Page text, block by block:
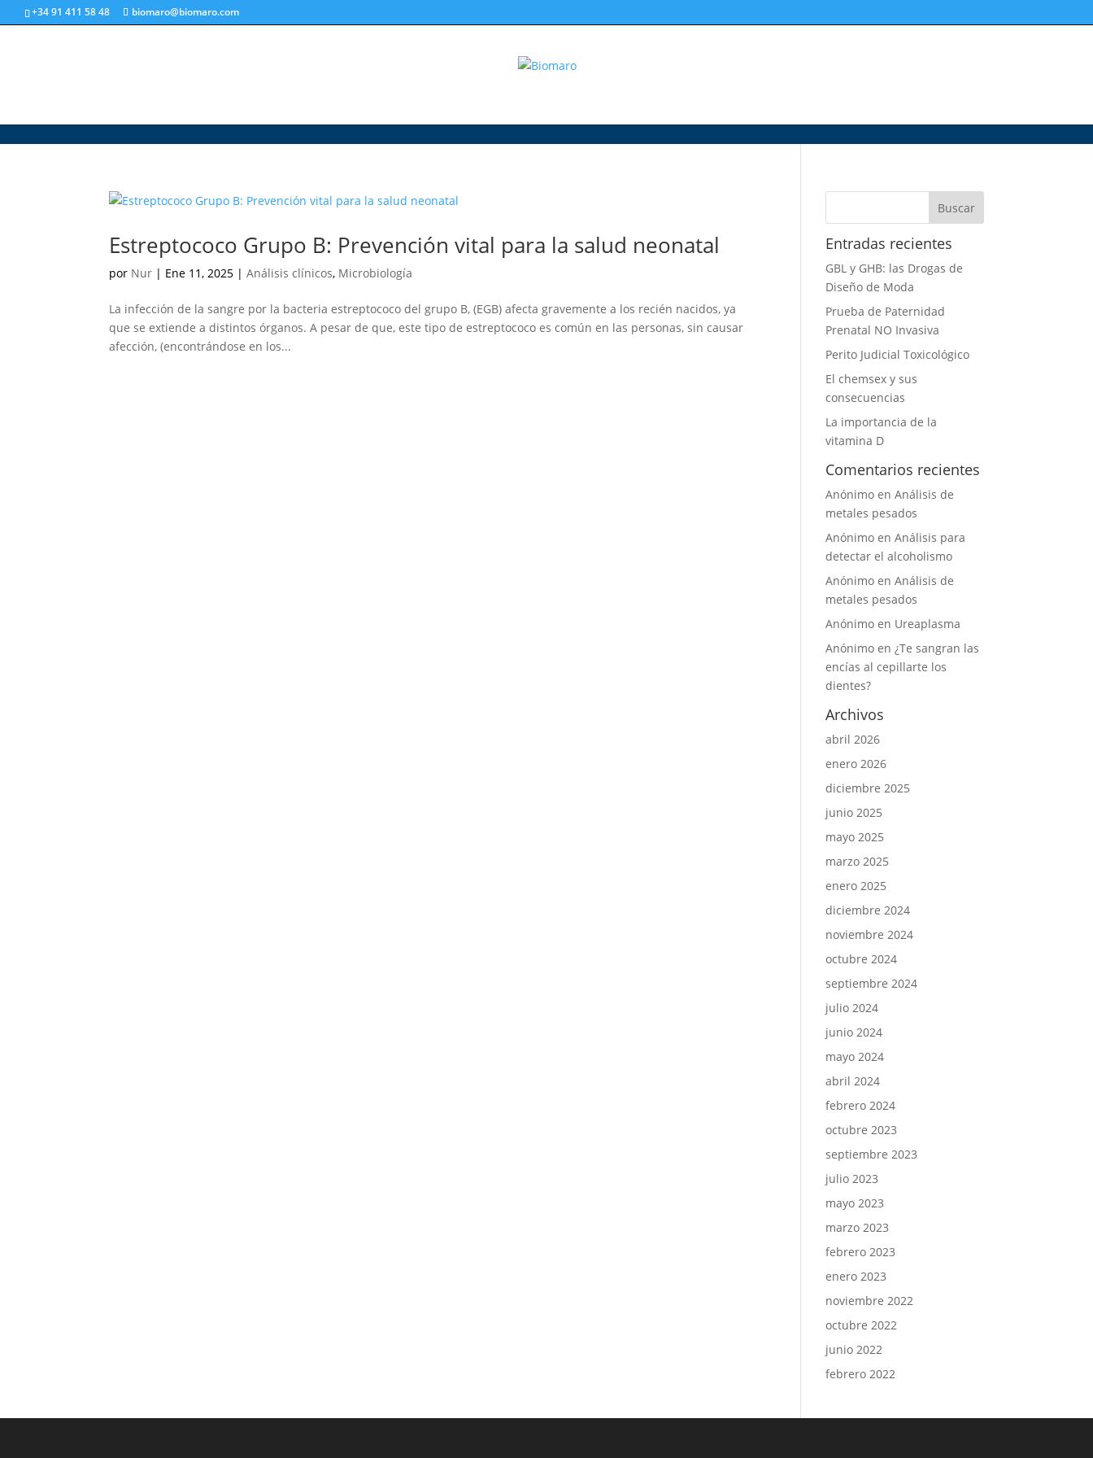
+34 91 411 58 48 biomaro@biomaro.com
Estreptococo Grupo B: Prevención vital para la salud neonatal
por Nur | Ene 11, 2025 |Análisis clínicos, Microbiología
La infección de la sangre por la bacteria estreptococo del grupo B, (EGB) afecta gravemente a los recién nacidos, ya
que se extiende a distintos órganos. A pesar de que, este tipo de estreptococo es común en las personas, sin causar
afección, (encontrándose en los...
Entradas recientes
GBL y GHB: las Drogas de
Diseño de Moda
Prueba de Paternidad
Prenatal NO Invasiva
Perito Judicial Toxicológico
El chemsex y sus
consecuencias
La importancia de la
vitamina D
Comentarios recientes
Anónimo enAnálisis de
metales pesados
Anónimo enAnálisis para
detectar el alcoholismo
Anónimo enAnálisis de
metales pesados
Anónimo en Ureaplasma
Anónimo en¿Te sangran las
encías al cepillarte los
dientes?
Archivos
abril 2026
enero 2026
diciembre 2025
junio 2025
mayo 2025
marzo 2025
enero 2025
diciembre 2024
noviembre 2024
octubre 2024
septiembre 2024
julio 2024
junio 2024
mayo 2024
abril 2024
febrero 2024
octubre 2023
septiembre 2023
julio 2023
mayo 2023
marzo 2023
febrero 2023
enero 2023
noviembre 2022
octubre 2022
junio 2022
febrero 2022